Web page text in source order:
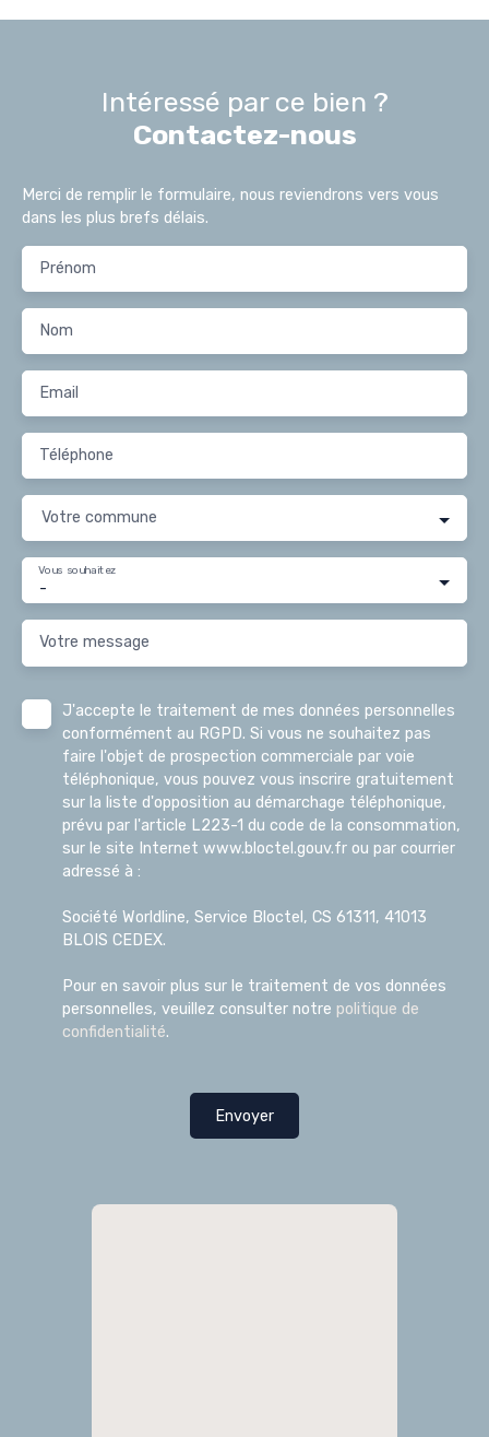
Intéressé par ce bien ?
Contactez-nous
Merci de remplir le formulaire, nous reviendrons vers vous
dans les plus brefs délais.
Prénom
Nom
Email
Téléphone
Votre commune
-
Vous souhaitez
Votre message
J'accepte le traitement de mes données personnelles
conformément au RGPD. Si vous ne souhaitez pas
faire l'objet de prospection commerciale par voie
téléphonique, vous pouvez vous inscrire gratuitement
sur la liste d'opposition au démarchage téléphonique,
prévu par l'article L223-1 du code de la consommation,
sur le site Internet www.bloctel.gouv.fr ou par courrier
adressé à :
Société Worldline, Service Bloctel, CS 61311, 41013
BLOIS CEDEX.
Pour en savoir plus sur le traitement de vos données
personnelles, veuillez consulter notre politique de
confidentialité.
Envoyer